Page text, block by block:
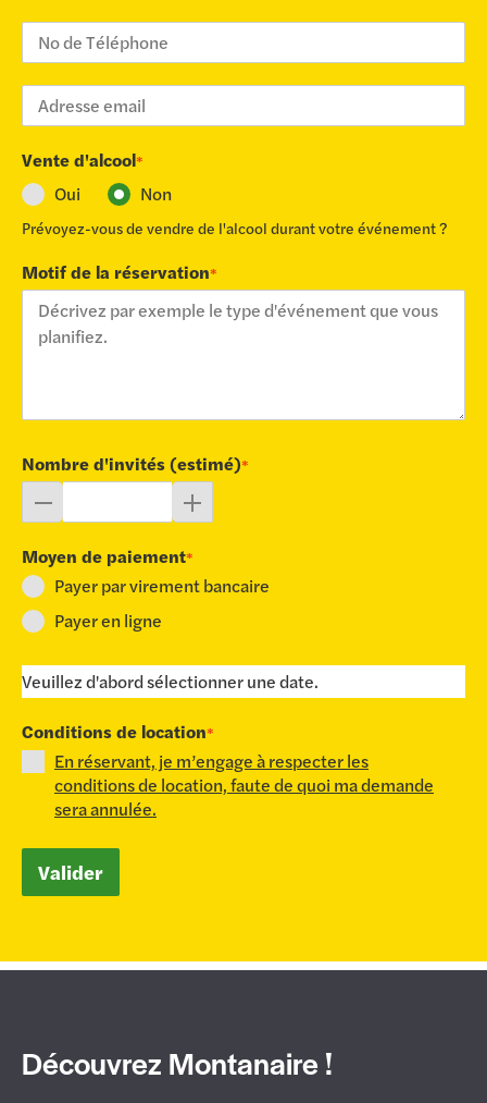
Vente d'alcool*
Oui Non
Prévoyez-vous de vendre de l'alcool durant votre événement ?
Motif de la réservation*
Nombre d'invités (estimé)*
Moyen de paiement*
Payer par virement bancaire
Payer en ligne
Veuillez d'abord sélectionner une date.
Conditions de location*
En réservant, je m’engage à respecter les
conditions de location, faute de quoi ma demande
sera annulée.
Valider
Découvrez Montanaire !